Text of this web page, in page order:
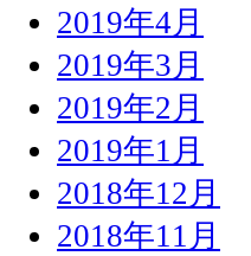
2019年4月
2019年3月
2019年2月
2019年1月
2018年12月
2018年11月